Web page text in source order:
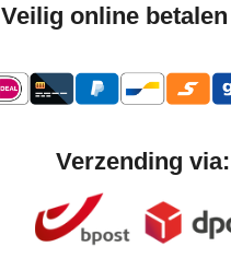
Veilig online
Verzending via: